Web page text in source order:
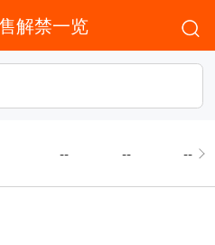
解禁一览
-- -- --